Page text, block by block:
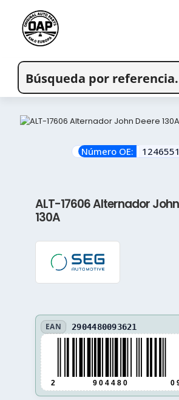
Número OE:
ALT-17606 Alternador
130A
EAN 2904480093621
2 9 0 4 4 8 0 0